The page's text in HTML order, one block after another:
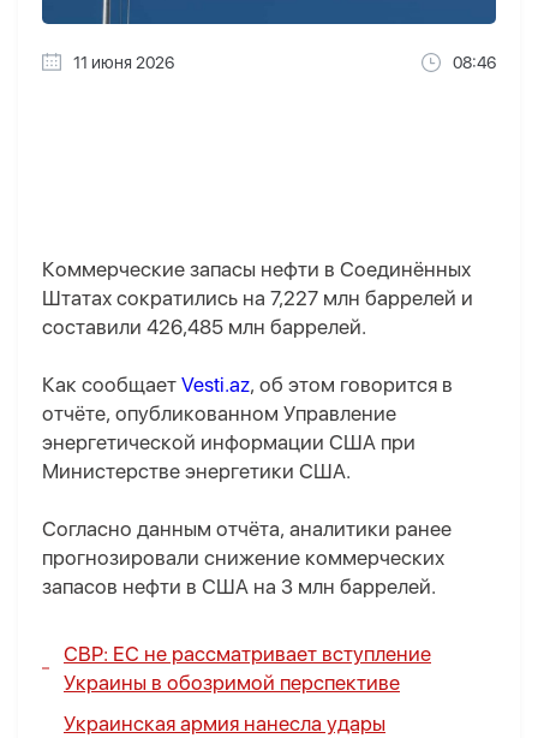
11 июня 2026 08:46
Коммерческие запасы нефти в Соединённых
Штатах сократились на 7,227 млн баррелей и
составили 426,485 млн баррелей.
Как сообщает Vesti.az, об этом говорится в
отчёте, опубликованном Управление
энергетической информации США при
Министерстве энергетики США.
Согласно данным отчёта, аналитики ранее
прогнозировали снижение коммерческих
запасов нефти в США на 3 млн баррелей.
СВР: ЕС не рассматривает вступление
Украины в обозримой перспективе
Украинская армия нанесла удары